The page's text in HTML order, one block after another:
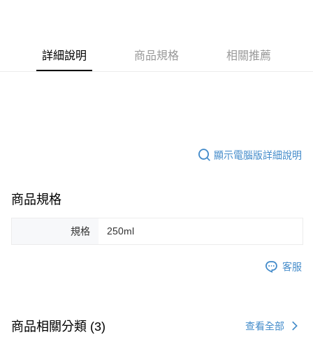
街口支付
全家取貨付款
7-11純取貨 (先付款
詳細說明 商品規格 相關推薦
顯示電腦版詳細說明
商品規格
規格 250ml
客服
商品相關分類 (3) 查看全部